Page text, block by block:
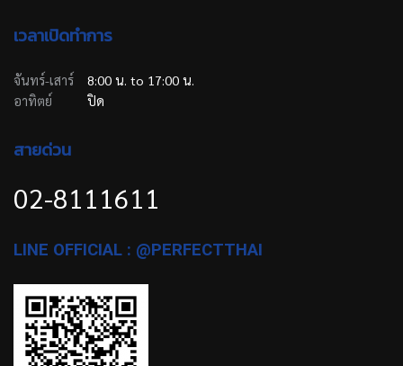
เวลาเปิดทำการ
จันทร์-เสาร์
8:00 น. to 17:00 น.
อาทิตย์
ปิด
สายด่วน
02-8111611
LINE OFFICIAL : @PERFECTTHAI